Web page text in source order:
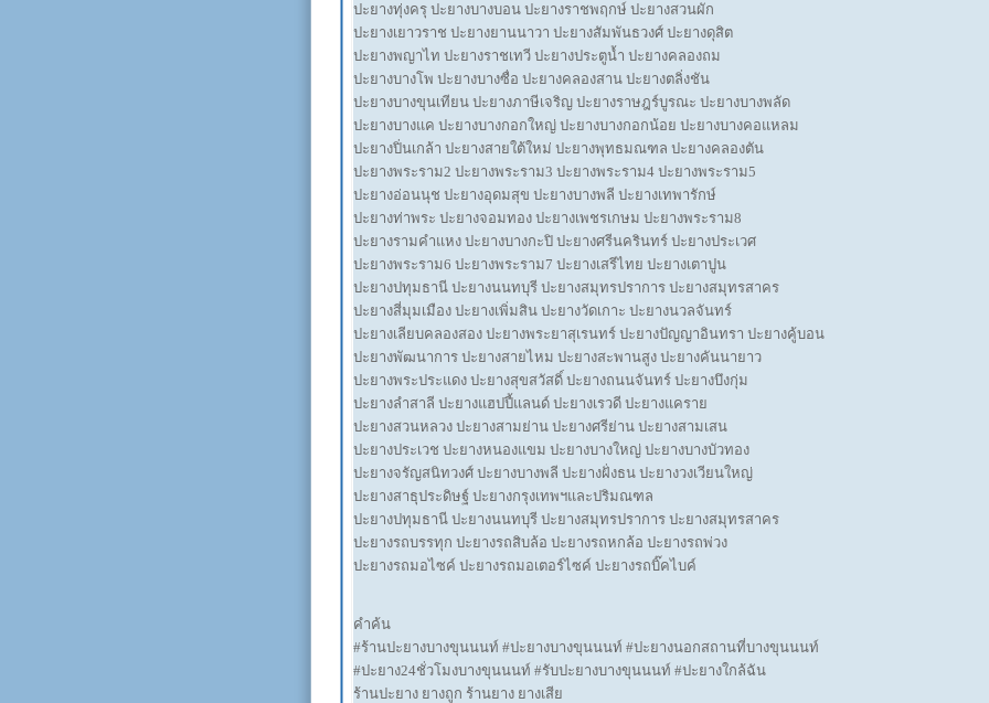
ปะยางทุ่งครุ ปะยางบางบอน ปะยางราชพฤกษ์ ปะยางสวนผัก
ปะยางเยาวราช ปะยางยานนาวา ปะยางสัมพันธวงศ์ ปะยางดุสิต
ปะยางพญาไท ปะยางราชเทวี ปะยางประตูน้ำ ปะยางคลองถม
ปะยางบางโพ ปะยางบางซื่อ ปะยางคลองสาน ปะยางตลิ่งชัน
ปะยางบางขุนเทียน ปะยางภาษีเจริญ ปะยางราษฎร์บูรณะ ปะยางบางพลัด
ปะยางบางแค ปะยางบางกอกใหญ่ ปะยางบางกอกน้อย ปะยางบางคอแหลม
ปะยางปิ่นเกล้า ปะยางสายใต้ใหม่ ปะยางพุทธมณฑล ปะยางคลองตัน
ปะยางพระราม2 ปะยางพระราม3 ปะยางพระราม4 ปะยางพระราม5
ปะยางอ่อนนุช ปะยางอุดมสุข ปะยางบางพลี ปะยางเทพารักษ์
ปะยางท่าพระ ปะยางจอมทอง ปะยางเพชรเกษม ปะยางพระราม8
ปะยางรามคำแหง ปะยางบางกะปิ ปะยางศรีนครินทร์ ปะยางประเวศ
ปะยางพระราม6 ปะยางพระราม7 ปะยางเสรีไทย ปะยางเตาปูน
ปะยางปทุมธานี ปะยางนนทบุรี ปะยางสมุทรปราการ ปะยางสมุทรสาคร
ปะยางสี่มุมเมือง ปะยางเพิ่มสิน ปะยางวัดเกาะ ปะยางนวลจันทร์
ปะยางเลียบคลองสอง ปะยางพระยาสุเรนทร์ ปะยางปัญญาอินทรา ปะยางคู้บอน
ปะยางพัฒนาการ ปะยางสายไหม ปะยางสะพานสูง ปะยางคันนายาว
ปะยางพระประแดง ปะยางสุขสวัสดิ์ ปะยางถนนจันทร์ ปะยางบึงกุ่ม
ปะยางลำสาลี ปะยางแฮปปี้แลนด์ ปะยางเรวดี ปะยางแคราย
ปะยางสวนหลวง ปะยางสามย่าน ปะยางศรีย่าน ปะยางสามเสน
ปะยางประเวช ปะยางหนองแขม ปะยางบางใหญ่ ปะยางบางบัวทอง
ปะยางจรัญสนิทวงศ์ ปะยางบางพลี ปะยางฝั่งธน ปะยางวงเวียนใหญ่
ปะยางสาธุประดิษฐ์ ปะยางกรุงเทพฯและปริมณฑล
ปะยางปทุมธานี ปะยางนนทบุรี ปะยางสมุทรปราการ ปะยางสมุทรสาคร
ปะยางรถบรรทุก ปะยางรถสิบล้อ ปะยางรถหกล้อ ปะยางรถพ่วง
ปะยางรถมอไซค์ ปะยางรถมอเตอร์ไซค์ ปะยางรถบิ๊คไบค์
คำค้น
#ร้านปะยางบางขุนนนท์ #ปะยางบางขุนนนท์ #ปะยางนอกสถานที่บางขุนนนท์
#ปะยาง24ชั่วโมงบางขุนนนท์ #รับปะยางบางขุนนนท์ #ปะยางใกล้ฉัน
ร้านปะยาง ยางถูก ร้านยาง ยางเสีย